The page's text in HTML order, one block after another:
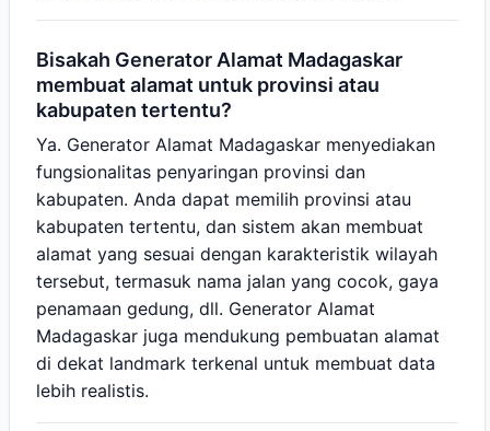
Bisakah Generator Alamat Madagaskar
membuat alamat untuk provinsi atau
kabupaten tertentu?
Ya. Generator Alamat Madagaskar menyediakan
fungsionalitas penyaringan provinsi dan
kabupaten. Anda dapat memilih provinsi atau
kabupaten tertentu, dan sistem akan membuat
alamat yang sesuai dengan karakteristik wilayah
tersebut, termasuk nama jalan yang cocok, gaya
penamaan gedung, dll. Generator Alamat
Madagaskar juga mendukung pembuatan alamat
di dekat landmark terkenal untuk membuat data
lebih realistis.